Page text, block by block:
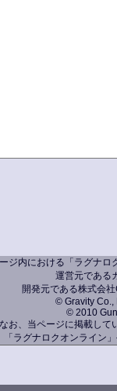
ジ内における「ラグナロ
運営元である
開発元である株式会
© Gravity Co.,
© 2010
なお、当ページに掲載して
「ラグナロクオンライン